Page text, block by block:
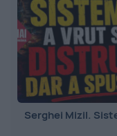
Serghei Mizil.